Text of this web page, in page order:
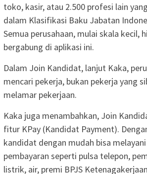
toko, kasir, atau 2.500 profesi lain
dalam Klasifikasi Baku Jabatan
Semua perusahaan, mulai skala kecil,
bergabung di aplikasi ini.
Dalam Join Kandidat, lanjut Kaka,
mencari pekerja, bukan pekerja yang
melamar pekerjaan.
Kaka juga menambahkan, Join
fitur KPay (Kandidat Payment).
kandidat dengan mudah bisa
pembayaran seperti pulsa telepon,
listrik, air, premi BPJS